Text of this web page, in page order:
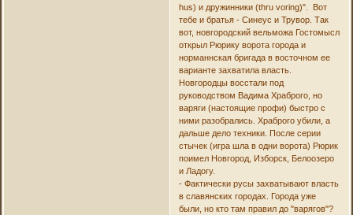
hus) и дружинники (thru voring)". Вот
тебе и братья - Синеус и Трувор. Так
вот, новгородский вельможа Гостомысл
открыл Рюрику ворота города и
норманнская бригада в восточном ее
варианте захватила власть.
Новгородцы восстали под
руководством Вадима Храброго, но
варяги (настоящие профи) быстро с
ними разобрались. Храброго убили, а
дальше дело техники. После серии
стычек (игра шла в одни ворота) Рюрик
поимел Новгород, Изборск, Белоозеро
и Ладогу.
- Фактически русы захватывают власть
в славянских городах. Города уже
были, но кто там правил до "варягов"?